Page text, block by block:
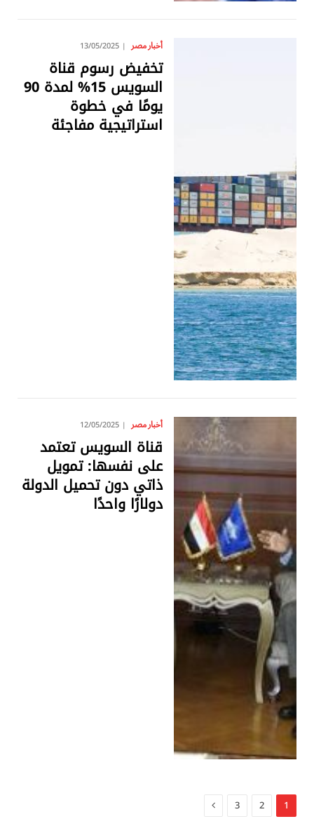
أخبار مصر 13/05/2025
تخفيض رسوم قناة
السويس 15% لمدة 90
يومًا في خطوة
استراتيجية مفاجئة
أخبار مصر 12/05/2025
قناة السويس تعتمد
على نفسها: تمويل
ذاتي دون تحميل الدولة
دولارًا واحدًا
1
2
3 التالي